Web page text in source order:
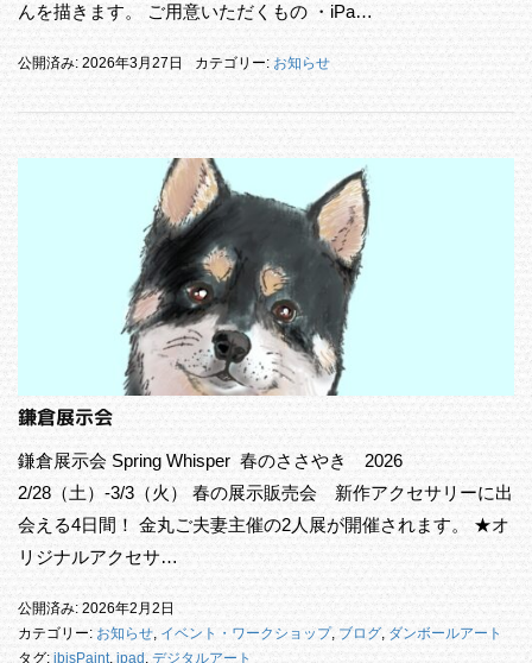
んを描きます。 ご用意いただくもの ・iPa…
公開済み: 2026年3月27日 カテゴリー: お知らせ
鎌倉展示会
鎌倉展示会 Spring Whisper 春のささやき 2026
2/28（土）-3/3（火） 春の展示販売会 新作アクセサリーに出
会える4日間！ 金丸ご夫妻主催の2人展が開催されます。 ★オ
リジナルアクセサ…
公開済み: 2026年2月2日
カテゴリー: お知らせ, イベント・ワークショップ, ブログ, ダンボールアート
タグ: ibisPaint, ipad , デジタルアート